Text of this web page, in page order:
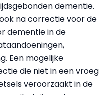
dementie.
na correctie voor de
dementie in de
Een mogelijke
die niet in een vroeg
veroorzaakt in de